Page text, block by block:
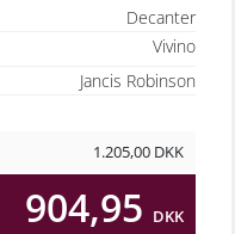
Decanter
Vivino
Jancis Robinson
1.205,00 DKK
904,95 DKK